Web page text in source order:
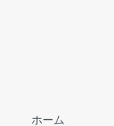
ホーム